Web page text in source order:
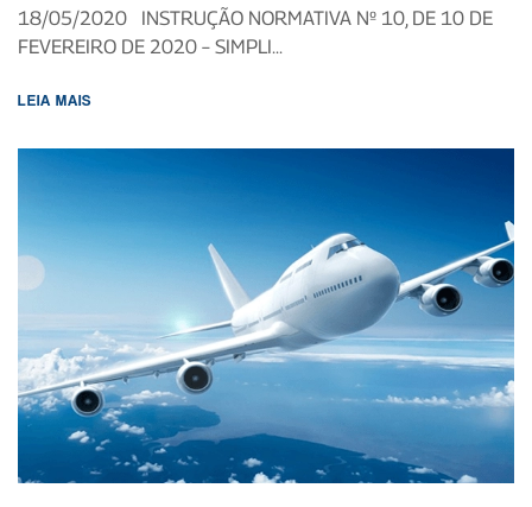
18/05/2020 INSTRUÇÃO NORMATIVA Nº 10, DE 10 DE
FEVEREIRO DE 2020 – SIMPLI...
LEIA MAIS